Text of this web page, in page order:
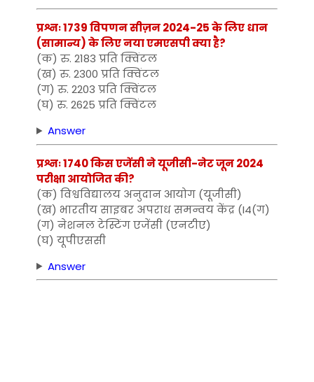
प्रश्नः 1739 विपणन सीज़न 2024-25 के लिए धान
(सामान्य) के लिए नया एमएसपी क्या है?
(क) रु. 2183 प्रति क्विंटल
(ख) रु. 2300 प्रति क्विंटल
(ग) रु. 2203 प्रति क्विंटल
(घ) रु. 2625 प्रति क्विंटल
Answer
प्रश्नः 1740 किस एजेंसी ने यूजीसी-नेट जून 2024
परीक्षा आयोजित की?
(क) विश्वविद्यालय अनुदान आयोग (यूजीसी)
(ख) भारतीय साइबर अपराध समन्वय केंद्र (I4(ग)
(ग) नेशनल टेस्टिंग एजेंसी (एनटीए)
(घ) यूपीएससी
Answer